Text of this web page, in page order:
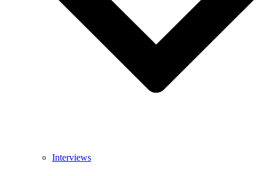
Interviews